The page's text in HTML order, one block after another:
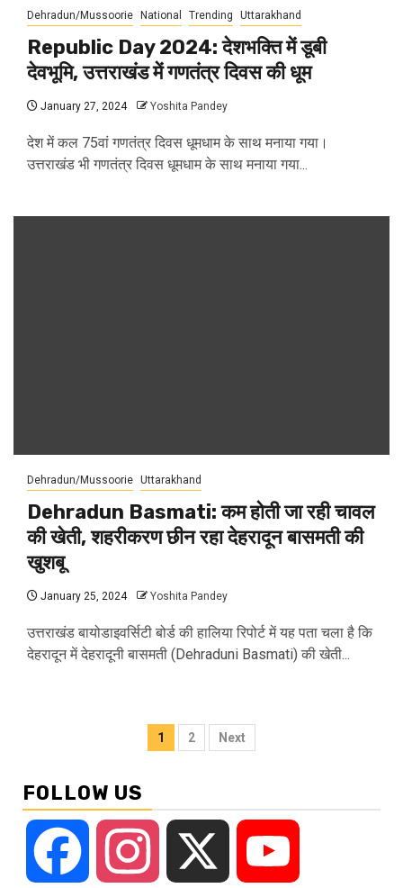
Dehradun/Mussoorie National Trending Uttarakhand
Republic Day 2024: देशभक्ति में डूबी
देवभूमि, उत्तराखंड में गणतंत्र दिवस की धूम
January 27, 2024 Yoshita Pandey
देश में कल 75वां गणतंत्र दिवस धूमधाम के साथ मनाया गया।
उत्तराखंड भी गणतंत्र दिवस धूमधाम के साथ मनाया गया...
Dehradun/Mussoorie Uttarakhand
Dehradun Basmati: कम होती जा रही चावल
की खेती, शहरीकरण छीन रहा देहरादून बासमती की
खुशबू
January 25, 2024 Yoshita Pandey
उत्तराखंड बायोडाइवर्सिटी बोर्ड की हालिया रिपोर्ट में यह पता चला है कि
देहरादून में देहरादूनी बासमती (Dehraduni Basmati) की खेती...
Posts
1 2 Next
FOLLOW US
Facebook Instagram